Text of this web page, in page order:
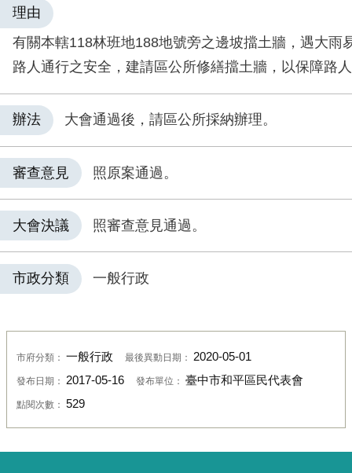
理由
有關本轄118林班地188地號旁之邊坡擋土牆，遇大雨
路人通行之安全，建請區公所修繕擋土牆，以保障路
辦法 大會通過後，請區公所採納辦理。
審查意見 照原案通過。
大會決議 照審查意見通過。
市政分類 一般行政
市府分類： 一般行政 最後異動日期： 2020-05-01
發布日期： 2017-05-16 發布單位： 臺中市和平區民代表會
點閱次數： 529